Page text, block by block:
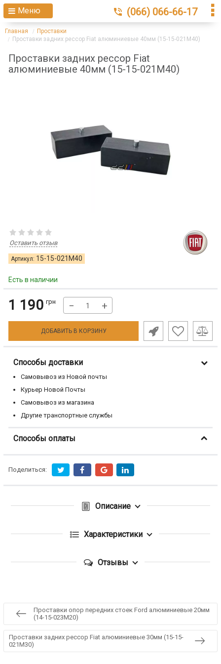
Меню (066) 066-66-17
Главная
Проставки
Проставки задних рессор Fiat алюминиевые 40мм (15-15-021M40)
Проставки задних рессор Fiat
алюминиевые 40мм (15-15-021M40)
Оставить отзыв
Артикул: 15-15-021M40
Есть в наличии
1 190 грн − +
ДОБАВИТЬ В КОРЗИНУ
Способы доставки
Самовывоз из Новой почты
Курьер Новой Почты
Самовывоз из магазина
Другие транспортные службы
Способы оплаты
Поделиться:
Описание
Характеристики
Отзывы
Проставки опор передних стоек Ford алюминиевые 20мм
(14-15-023M20)
Проставки задних рессор Fiat алюминиевые 30мм (15-15-
021M30)